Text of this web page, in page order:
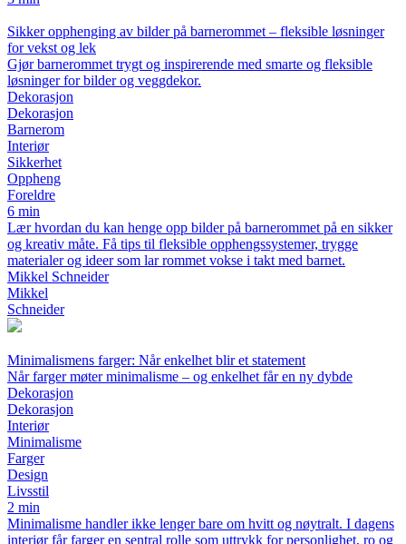
Sikker opphenging av bilder på barnerommet – fleksible løsninger
for vekst og lek
Gjør barnerommet trygt og inspirerende med smarte og fleksible
løsninger for bilder og veggdekor.
Dekorasjon
Dekorasjon
Barnerom
Interiør
Sikkerhet
Oppheng
Foreldre
6 min
Lær hvordan du kan henge opp bilder på barnerommet på en sikker
og kreativ måte. Få tips til fleksible opphengssystemer, trygge
materialer og ideer som lar rommet vokse i takt med barnet.
Mikkel Schneider
Mikkel
Schneider
Minimalismens farger: Når enkelhet blir et statement
Når farger møter minimalisme – og enkelhet får en ny dybde
Dekorasjon
Dekorasjon
Interiør
Minimalisme
Farger
Design
Livsstil
2 min
Minimalisme handler ikke lenger bare om hvitt og nøytralt. I dagens
interiør får farger en sentral rolle som uttrykk for personlighet, ro og